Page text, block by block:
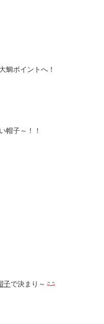
鯛ポイントへ！
帽子～！！
子で決まり～